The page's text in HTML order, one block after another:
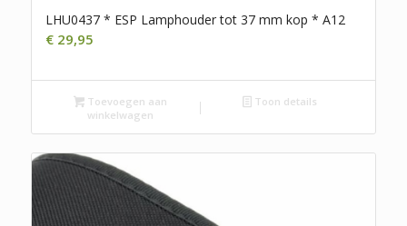
LHU0437 * ESP Lamphouder tot 37 mm kop * A12
€29,95
Toevoegen aan
winkelwagen
Toon details